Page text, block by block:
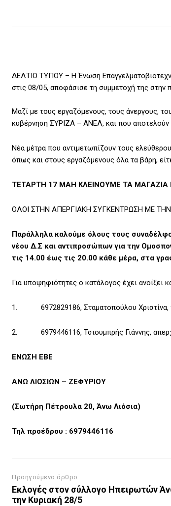
ΔΕΛΤΙΟ ΤΥΠΟΥ – Η Ένωση
στις 08/05, αποφάσισε τη συμμετοχή της στην
Μαζί με τους εργαζόμενους, τους άνεργους,
κυβέρνηση ΣΥΡΙΖΑ – ΑΝΕΛ, και που αποτελούν
Νέα μέτρα που αντιμετωπίζουν τους
όπως και στους εργαζόμενους όλα τα βάρη,
ΤΕΤΑΡΤΗ 17 ΜΑΗ ΚΛΕΙΝΟΥΜΕ ΤΑ ΜΑΓΑΖΙΑ
ΟΛΟΙ ΣΤΗΝ ΑΠΕΡΓΙΑΚΗ ΣΥΓΚΕΝΤΡΩΣΗ ΜΕ
Παράλληλα καλούμε όλους τους
νέου Δ.Σ και αντιπροσώπων για την
τις 14.00 έως τις 20.00 κάθε μέρα, στα
Για υποψηφιότητες ο κατάλογος έχει
1. 6972829186, Σταματοπούλου Χριστίνα,
2. 6979446116, Τσιουμπρής Γιάννης,
ΕΝΩΣΗ ΕΒΕ
ΑΝΩ ΛΙΟΣΙΩΝ – ΖΕΦΥΡΙΟΥ
(Σωτήρη Πέτρουλα 20, Άνω Λιόσια)
Τηλ προέδρου : 6979446116
Προηγούμενο άρθρο
Εκλογές στον σύλλογο Ηπειρωτών
την Κυριακή 28/5